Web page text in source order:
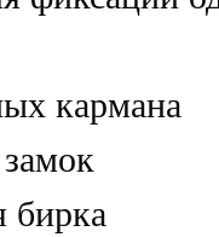
кармана
бирка